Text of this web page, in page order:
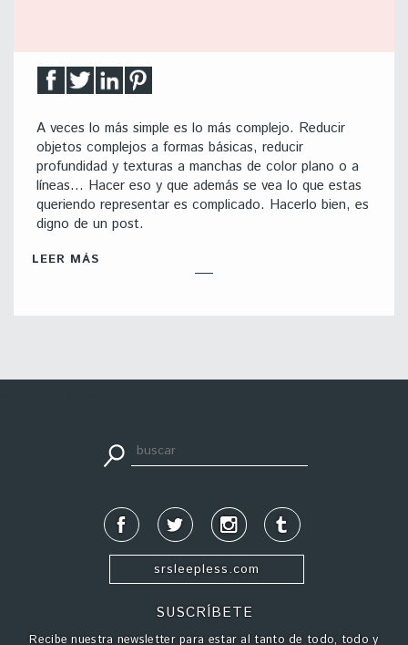
A veces lo más simple es lo más complejo. Reducir
objetos complejos a formas básicas, reducir
profundidad y texturas a manchas de color plano o a
líneas… Hacer eso y que además se vea lo que estas
queriendo representar es complicado. Hacerlo bien, es
digno de un post.
LEER MÁS
srsleepless.com
SUSCRÍBETE
Recibe nuestra newsletter para estar al tanto de todo, todo y